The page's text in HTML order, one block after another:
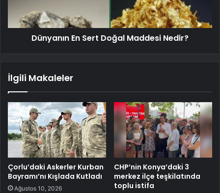
Dünyanın En Sert Doğal Maddesi Nedir?
İlgili Makaleler
Çorlu’daki Askerler Kurban
Bayramı’nı Kışlada Kutladı
Ağustos 10, 2026
CHP’nin Konya’daki 3
merkez ilçe teşkilatında
toplu istifa